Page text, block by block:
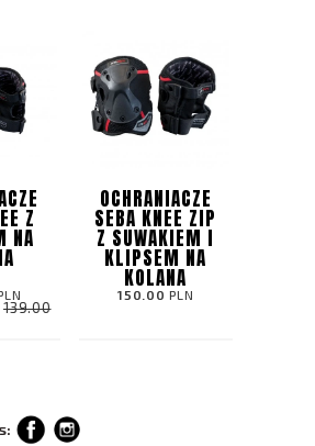
Z
NA
139.00
OCHRANIACZE
SEBA KNEE ZIP
Z SUWAKIEM I
KLIPSEM NA
KOLANA
150.00 PLN